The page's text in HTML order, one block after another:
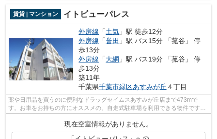
賃貸 | マンション イトビューパレス
外房線 「土気 」駅 徒歩12分
外房線 「誉田 」駅 バス15分 「菰谷」 停
歩13分
外房線 「大網 」駅 バス19分 「菰谷」 停
歩13分
築11年
千葉県千葉市緑区あすみが丘 ４丁目
薬や日用品を買うのに便利なドラッグセイムスあすみが丘店まで473mで
す。お車をお持ちの方にオススメの、自走式駐車場を利用できる物件です。
歩いて12分ほどで駅にアクセスできる、立...
現在空室情報がありません。